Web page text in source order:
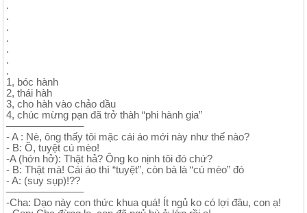
.
.
.
.
.
.
.
1, bóc hành
2, thái hàh
3, cho hàh vào chảo dầu
4, chúc mừng pạn đã trở thàh “phi hành gia”
———————–
- A : Nè, ông thấy tôi mặc cái áo mới này như thế nào?
- B: Ồ, tuyệt cú mèo!
-A (hớn hở): Thật hả? Ông ko nịnh tôi đó chứ?
- B: Thật mà! Cái áo thì “tuyệt”, còn bà là “cú mèo” đó
- A: (suy sụp)!??
———————–
-Cha: Dạo này con thức khua quá! Ít ngủ ko có lợi đâu, con ạ!